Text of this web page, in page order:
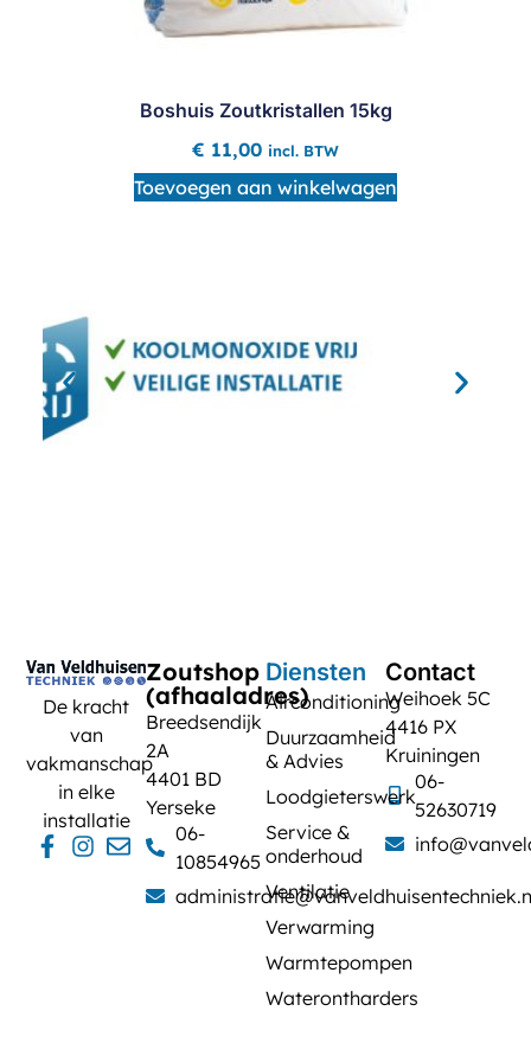
Boshuis Zoutkristallen 15kg
€ 11,00 incl. BTW
Toevoegen aan winkelwagen
De kracht
van
vakmanschap
in elke
installatie
Diensten
Airconditioning
Duurzaamheid
& Advies
Loodgieterswerk
Service &
onderhoud
Ventilatie
Verwarming
Warmtepompen
Waterontharders
Contact
Weihoek 5C
4416 PX
Kruiningen
06-
52630719
Zoutshop
(afhaaladres)
Breedsendijk
2A
4401 BD
Yerseke
06-
10854965